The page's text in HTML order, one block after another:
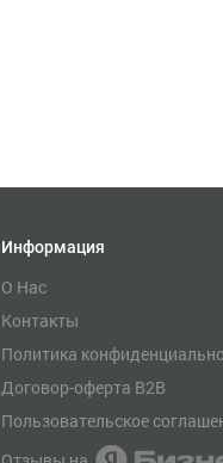
Информация
О Нас
Контакты
Политика
Договор-оферта B2B
Пользовательское